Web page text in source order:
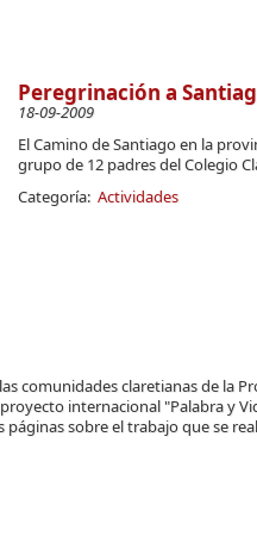
Peregrinación a
18-09-2009
El Camino de Santiago en la
grupo de 12 padres del Colegio
Categoría: Actividades
comunidades claretianas de la
internacional "Palabra y
sobre el trabajo que se